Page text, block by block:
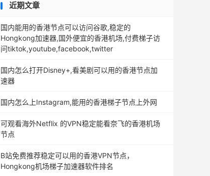
近期文章
国内能用的香港节点可以访问谷歌,稳定的
Hongkong加速器,国外便宜的香港机场,付费梯子访
问tiktok,youtube,facebook,twitter
国内怎么打开Disney+,看美剧可以用的香港节点加
速器
国内怎么上Instagram,能用的香港梯子节点上外网
可观看海外Netflix 的VPN稳定能看奈飞的香港机场
节点
B站免费推荐稳定可以用的香港VPN节点，
Hongkong机场梯子加速器软件排名